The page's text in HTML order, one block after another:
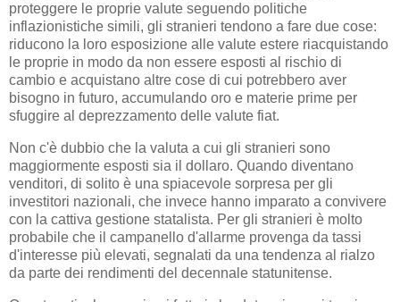
proteggere le proprie valute seguendo politiche
inflazionistiche simili, gli stranieri tendono a fare due cose:
riducono la loro esposizione alle valute estere riacquistando
le proprie in modo da non essere esposti al rischio di
cambio e acquistano altre cose di cui potrebbero aver
bisogno in futuro, accumulando oro e materie prime per
sfuggire al deprezzamento delle valute fiat.
Non c'è dubbio che la valuta a cui gli stranieri sono
maggiormente esposti sia il dollaro. Quando diventano
venditori, di solito è una spiacevole sorpresa per gli
investitori nazionali, che invece hanno imparato a convivere
con la cattiva gestione statalista. Per gli stranieri è molto
probabile che il campanello d'allarme provenga da tassi
d'interesse più elevati, segnalati da una tendenza al rialzo
da parte dei rendimenti del decennale statunitense.